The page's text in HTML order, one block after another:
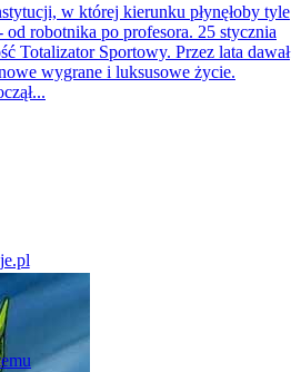
w której kierunku płynęłoby tyle
robotnika po profesora. 25 stycznia
Totalizator Sportowy. Przez lata dawał
wygrane i luksusowe życie.